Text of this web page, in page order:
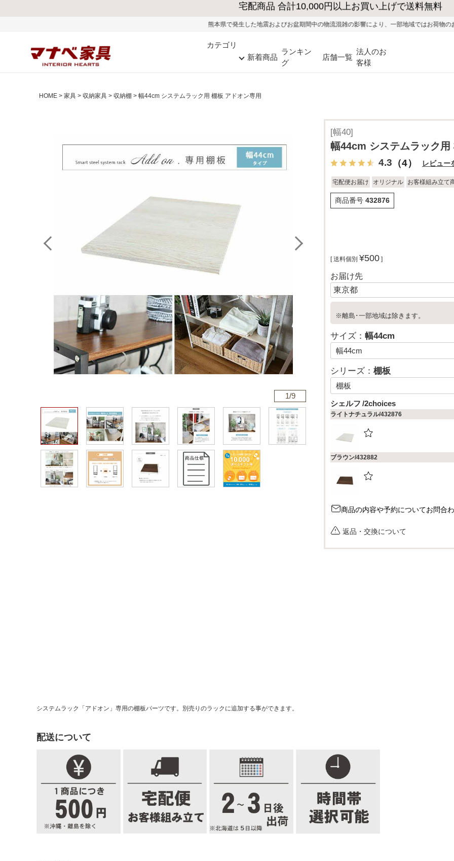
熊本県で発生した地震およびお盆期間中の物流混雑の影響により、一部地域ではお荷物のお届けに遅れが生
カテゴリ
新着商品
ランキン
グ
店舗一覧
法人のお
客様
HOME 家具 収納家具 収納棚 幅44cm システムラック用 棚板 アドオン専用
1/9
[幅40]
幅44cm システムラック用
4.3 （4） レビュー
宅配便お届け オリジナル お客様組み立て
商品番号 432876
送料個別 ¥500
お届け先
※離島･一部地域は除きます。
サイズ： 幅44cm
シリーズ： 棚板
シェルフ 2choices
ライトナチュラル/432876
ブラウン/432882
商品の内容や予約についてお問合
返品・交換について
システムラック「アドオン」専用の棚板パーツです。別売りのラックに追加する事ができます。
配送について